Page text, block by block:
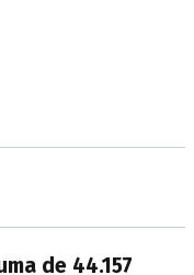
de 44.157